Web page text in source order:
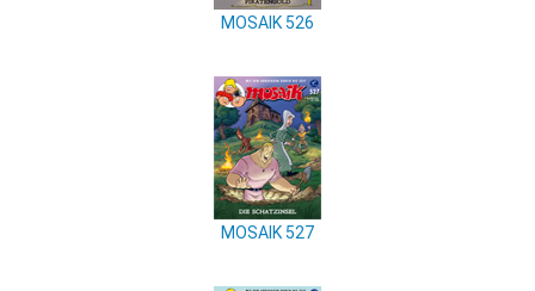
MOSAIK 526
MOSAIK 527